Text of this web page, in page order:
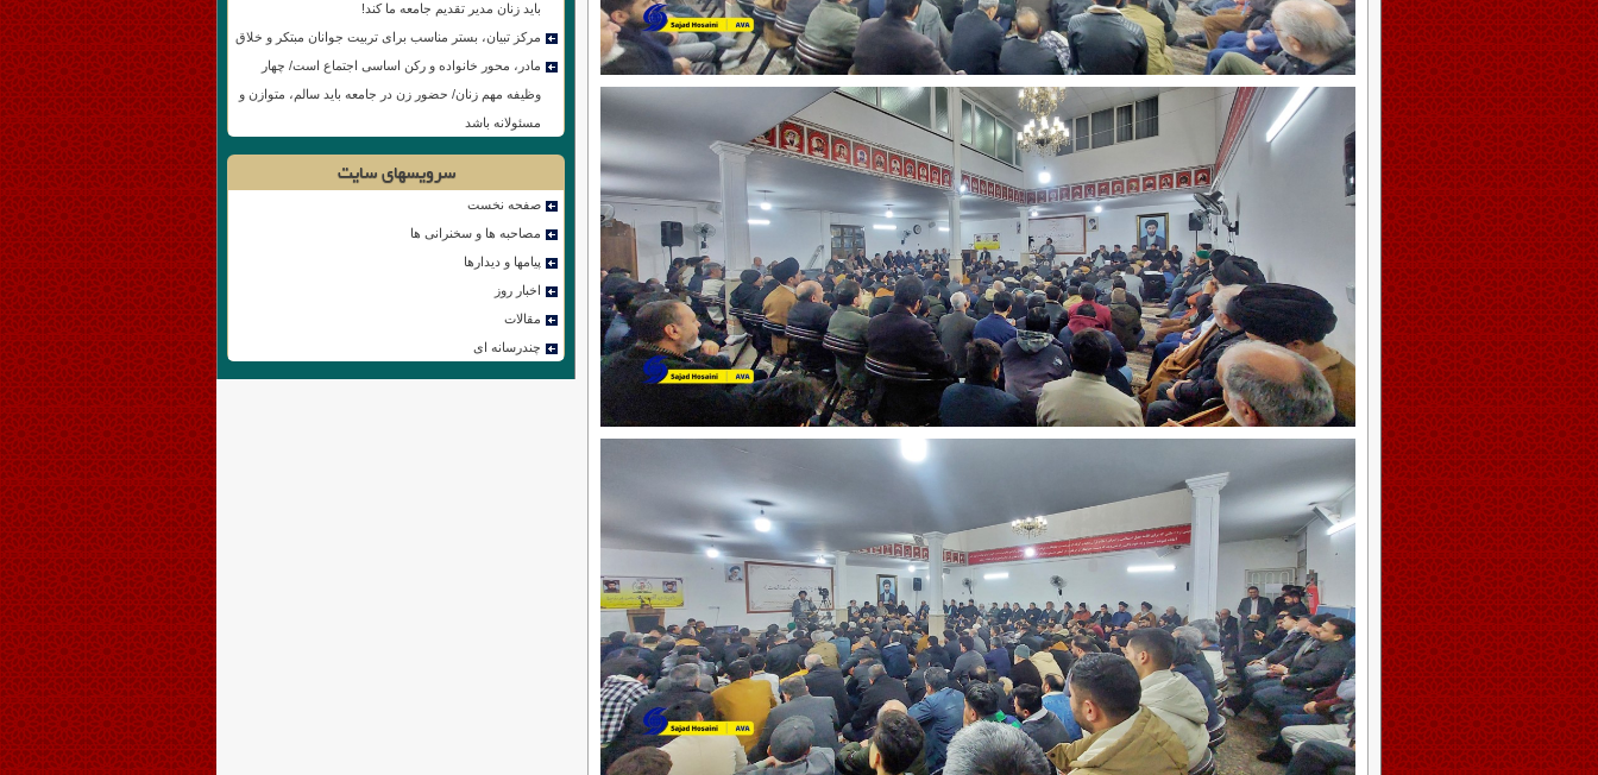
باید زنان مدیر تقدیم جامعه ما کند!
مرکز تبیان، بستر مناسب برای تربیت جوانان مبتکر و خلاق
مادر، محور خانواده و رکن اساسی اجتماع‌ است/ چهار
وظیفه مهم زنان/ حضور زن در جامعه باید سالم، متوازن و
مسئولانه باشد
سرویسهای سایت
صفحه نخست
مصاحبه ها و سخنرانی ها
پیامها و دیدارها
اخبار روز
مقالات
چندرسانه ای